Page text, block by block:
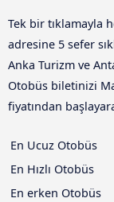
Tek bir tıklamayla
adresine 5 sefer
Anka Turizm ve
Otobüs biletinizi
fiyatından
En Ucuz Otobüs
En Hızlı Otobüs
En erken Otobüs